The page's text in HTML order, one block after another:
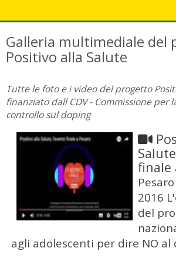
Galleria multimediale del
Positivo alla Salute
Tutte le foto e i video del progetto
finanziato dall CDV - Commissione per
controllo sul doping
finale
2016
del
agli adolescenti per dire NO al